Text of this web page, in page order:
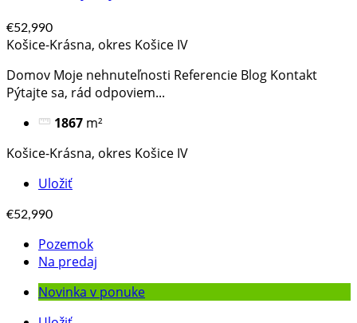
€52,990
Košice-Krásna, okres Košice IV
Domov Moje nehnuteľnosti Referencie Blog Kontakt
Pýtajte sa, rád odpoviem​...
1867 m²
Košice-Krásna, okres Košice IV
Uložiť
€52,990
Pozemok
Na predaj
Novinka v ponuke